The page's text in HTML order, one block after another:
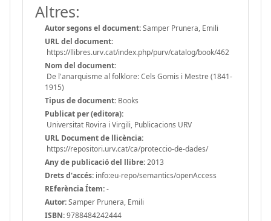
Altres:
Autor segons el document:Samper Prunera, Emili
URL del document:
https://llibres.urv.cat/index.php/purv/catalog/book/462
Nom del document:
De l'anarquisme al folklore: Cels Gomis i Mestre (1841-
1915)
Tipus de document: Books
Publicat per (editora):
Universitat Rovira i Virgili, Publicacions URV
URL Document de llicència:
https://repositori.urv.cat/ca/proteccio-de-dades/
Any de publicació del llibre:2013
Drets d'accés: info:eu-repo/semantics/openAccess
REferència Ítem:-
Autor:Samper Prunera, Emili
ISBN:9788484242444